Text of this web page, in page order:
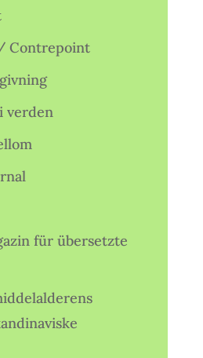
Contrepoint
verden
für übersetzte